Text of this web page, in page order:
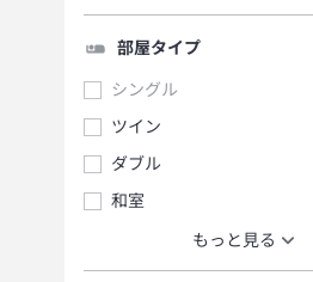
部屋タイプ
シングル
ツイン
ダブル
和室
もっと見る